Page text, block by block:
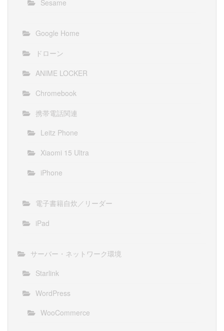
Sesame
Google Home
ドローン
ANIME LOCKER
Chromebook
携帯電話関連
Leitz Phone
Xiaomi 15 Ultra
iPhone
電子書籍自炊／リーダー
iPad
サーバー・ネットワーク環境
Starlink
WordPress
WooCommerce